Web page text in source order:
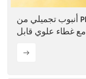
أنبوب تجميلي من PE
مع غطاء علوي قابل